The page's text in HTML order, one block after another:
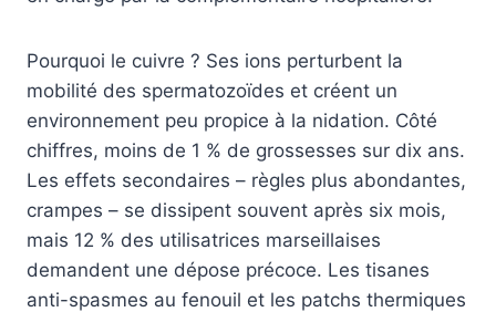
Pourquoi le cuivre ? Ses ions perturbent la
mobilité des spermatozoïdes et créent un
environnement peu propice à la nidation. Côté
chiffres, moins de 1 % de grossesses sur dix ans.
Les effets secondaires – règles plus abondantes,
crampes – se dissipent souvent après six mois,
mais 12 % des utilisatrices marseillaises
demandent une dépose précoce. Les tisanes
anti-spasmes au fenouil et les patchs thermiques